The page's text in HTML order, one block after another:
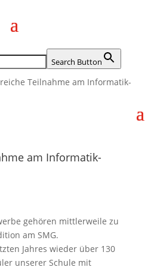
Search Button
Teilnahme am Informatik-
am Informatik-
gehören mittlerweile zu
am SMG.
Jahres wieder über 130
unserer Schule mit